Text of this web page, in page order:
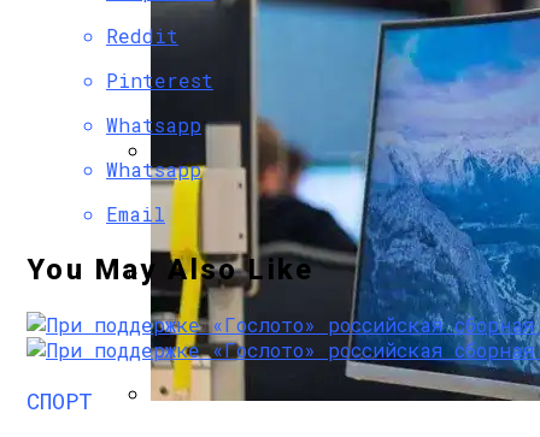
Роллетные Ворота
Барнхаусы: Строительство Под Ключ –
Reddit
Pinterest
Whatsapp
Whatsapp
Email
You May Also Like
СПОРТ